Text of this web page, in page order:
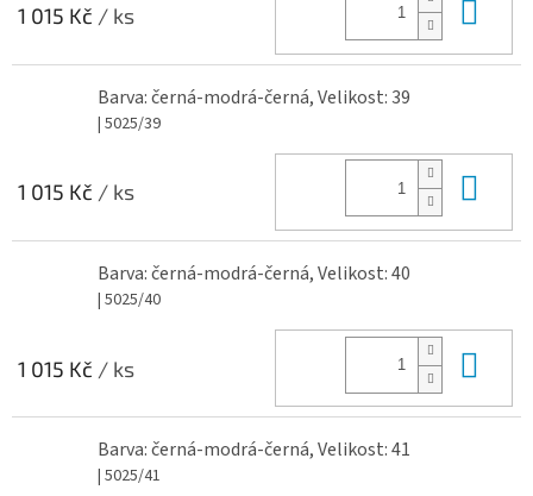
1 015 Kč / ks
Barva: černá-modrá-černá, Velikost: 39
| 5025/39
1 015 Kč / ks
Barva: černá-modrá-černá, Velikost: 40
| 5025/40
1 015 Kč / ks
Barva: černá-modrá-černá, Velikost: 41
| 5025/41